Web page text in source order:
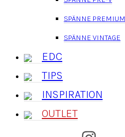
SPÄNNE PREMIUM
SPÄNNE VINTAGE
EDC
TIPS
INSPIRATION
OUTLET